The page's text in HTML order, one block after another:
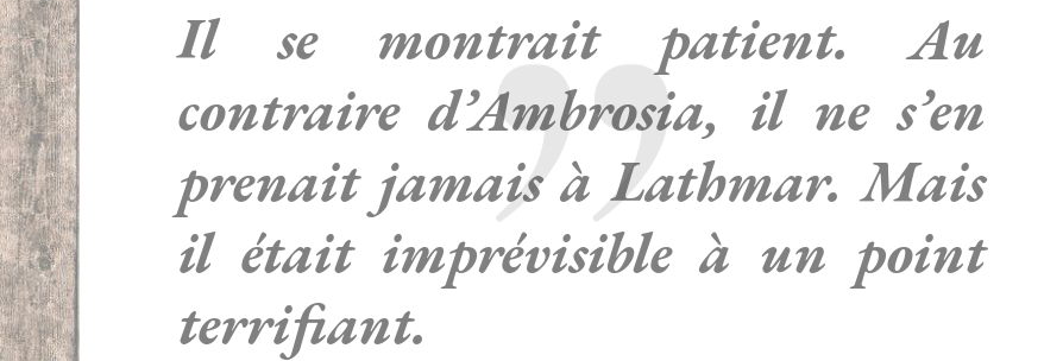
Il se montrait patient. Au
contraire d’Ambrosia, il ne s’en
prenait jamais à Lathmar. Mais
il était imprévisible à un point
terrifiant.